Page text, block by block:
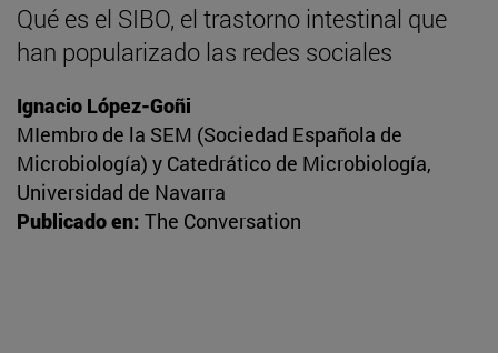
Qué es el SIBO, el trastorno intestinal que
han popularizado las redes sociales
Ignacio López-Goñi
MIembro de la SEM (Sociedad Española de
Microbiología) y Catedrático de Microbiología,
Universidad de Navarra
Publicado en: The Conversation